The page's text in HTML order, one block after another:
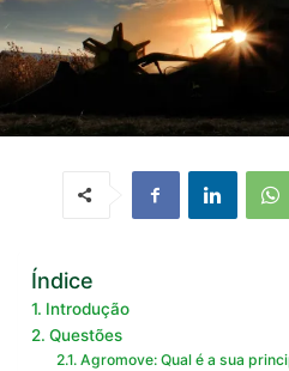
Índice
Introdução
Questões
Agromove: Qual é a sua